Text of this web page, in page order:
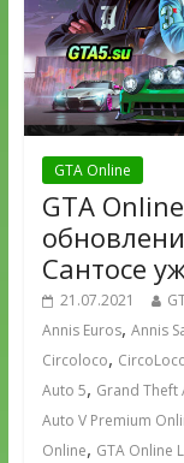
GTA Online
GTA
Сантосе
21.07.2021
Annis Euros, Annis
Circoloco,
Auto 5, Grand Theft
Auto V Premium
Online, GTA Online